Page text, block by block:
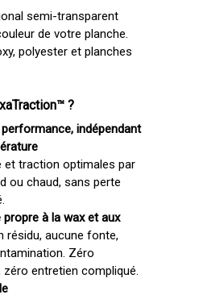
semi-transparent
de votre planche.
polyester et planches
?
indépendant
et traction optimales par
ou chaud, sans perte
propre à la wax et aux
résidu, aucune fonte,
Zéro
entretien compliqué.